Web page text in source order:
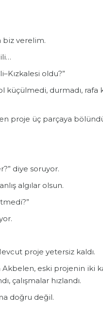
biz verelim.
oldu?”
küçülmedi, durmadı, rafa
proje üç parçaya
diye soruyor.
algılar olsun.
proje yetersiz kaldı.
Akbelen, eski projenin iki
çalışmalar hızlandı.
doğru değil.